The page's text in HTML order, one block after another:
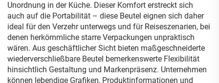
Unordnung in der Küche. Dieser Komfort erstreckt sich
auch auf die Portabilität – diese Beutel eignen sich daher
ideal für den Verzehr unterwegs und für Reiseszenarien, bei
denen herkömmliche starre Verpackungen unpraktisch
wären. Aus geschäftlicher Sicht bieten maßgeschneiderte
wiederverschließbare Beutel bemerkenswerte Flexibilität
hinsichtlich Gestaltung und Markenpräsenz. Unternehmen
können lebendige Grafiken, Produktinformationen und